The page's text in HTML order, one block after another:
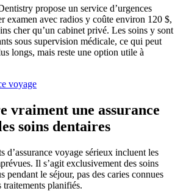
propose un service d’urgences
examen avec radios y coûte environ 120 $,
cher qu’un cabinet privé. Les soins y sont
sous supervision médicale, ce qui peut
longs, mais reste une option utile à
voyage
vraiment une assurance
soins dentaires
d’assurance voyage sérieux incluent les
Il s’agit exclusivement des soins
pendant le séjour, pas des caries connues
traitements planifiés.